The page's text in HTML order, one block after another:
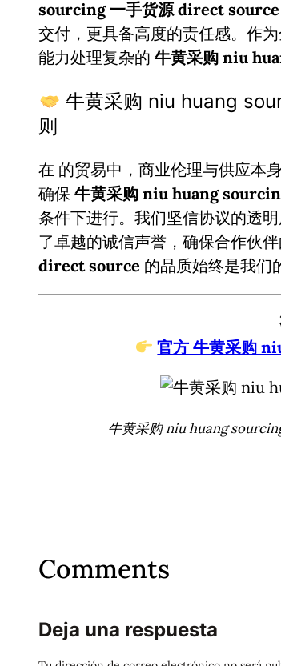
sourcing 一手货源 direct source
交付，更具备高度的责任感。作
能力处理复杂的 牛黄采购 niu
牛黄采购 niu huang
则
在 的贸易中，商业伦理与供应本
确保 牛黄采购 niu huang
条件下进行。我们坚信协议的透
了卓越的诚信声誉，确保合作伙
direct source 的品质始终是我们
官方 牛黄采购
牛黄采购 niu huang
Comments
Deja una respuesta